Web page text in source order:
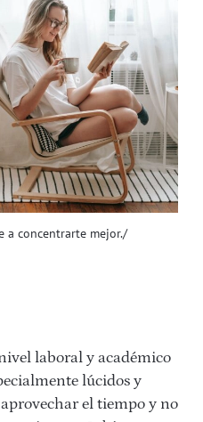
a concentrarte mejor./
laboral y académico
lúcidos y
el tiempo y no